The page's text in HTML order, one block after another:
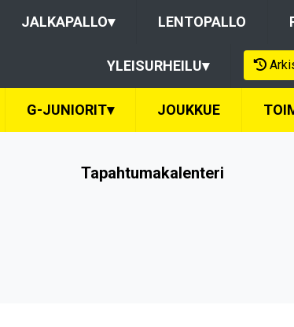
JALKAPALLO▾ LENTOPALLO
YLEISURHEILU▾
G-JUNIORIT▾ JOUKKUE
Tapahtumakalenteri